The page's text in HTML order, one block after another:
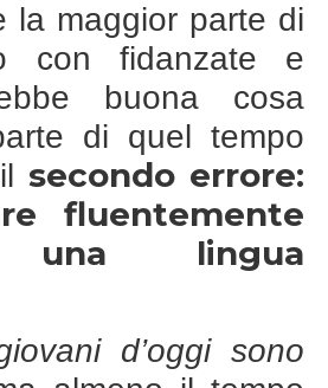
la maggior parte di
con fidanzate e
buona cosa
di quel tempo
secondo errore:
fluentemente
una lingua
d’oggi sono